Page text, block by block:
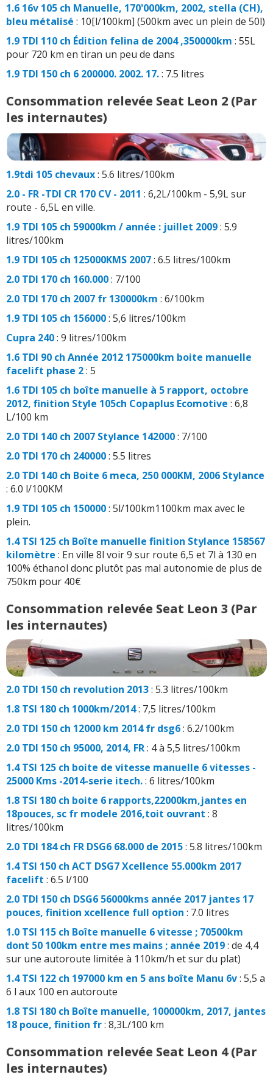
1.6 16v 105 ch Manuelle, 170'000km, 2002, stella (CH),
bleu métalisé : 10[l/100km] (500km avec un plein de 50l)
1.9 TDI 110 ch Édition felina de 2004 ,350000km : 55L
pour 720 km en tiran un peu de dans
1.9 TDI 150 ch 6 200000. 2002. 17.: 7.5 litres
Consommation relevée Seat Leon 2 (Par
les internautes)
1.9tdi 105 chevaux: 5.6 litres/100km
2.0 - FR -TDI CR 170 CV - 2011 : 6,2L/100km - 5,9L sur
route - 6,5L en ville.
1.9 TDI 105 ch 59000km / année : juillet 2009: 5.9
litres/100km
1.9 TDI 105 ch 125000KMS 2007: 6.5 litres/100km
2.0 TDI 170 ch 160.000: 7/100
2.0 TDI 170 ch 2007 fr 130000km : 6/100km
1.9 TDI 105 ch 156000: 5,6 litres/100km
Cupra 240: 9 litres/100km
1.6 TDI 90 ch Année 2012 175000km boite manuelle
facelift phase 2: 5
1.6 TDI 105 ch boîte manuelle à 5 rapport, octobre
2012, finition Style 105ch Copaplus Ecomotive : 6,8
L/100 km
2.0 TDI 140 ch 2007 Stylance 142000: 7/100
2.0 TDI 170 ch 240000: 5.5 litres
2.0 TDI 140 ch Boite 6 meca, 250 000KM, 2006 Stylance
: 6.0 l/100KM
1.9 TDI 105 ch 150000: 5l/100km1100km max avec le
plein.
1.4 TSI 125 ch Boîte manuelle finition Stylance 158567
kilomètre : En ville 8l voir 9 sur route 6,5 et 7l à 130 en
100% éthanol donc plutôt pas mal autonomie de plus de
750km pour 40€
Consommation relevée Seat Leon 3 (Par
les internautes)
2.0 TDI 150 ch revolution 2013: 5.3 litres/100km
1.8 TSI 180 ch 1000km/2014: 7,5 litres/100km
2.0 TDI 150 ch 12000 km 2014 fr dsg6: 6.2/100km
2.0 TDI 150 ch 95000, 2014, FR: 4 à 5,5 litres/100km
1.4 TSI 125 ch boite de vitesse manuelle 6 vitesses -
25000 Kms -2014-serie itech.: 6 litres/100km
1.8 TSI 180 ch boite 6 rapports,22000km,jantes en
18pouces, sc fr modele 2016,toit ouvrant : 8
litres/100km
2.0 TDI 184 ch FR DSG6 68.000 de 2015: 5.8 litres/100km
1.4 TSI 150 ch ACT DSG7 Xcellence 55.000km 2017
facelift : 6.5 l/100
2.0 TDI 150 ch DSG6 56000kms année 2017 jantes 17
pouces, finition xcellence full option : 7.0 litres
1.0 TSI 115 ch Boîte manuelle 6 vitesse ; 70500km
dont 50 100km entre mes mains ; année 2019: de 4,4
sur une autoroute limitée à 110km/h et sur du plat)
1.4 TSI 122 ch 197000 km en 5 ans boîte Manu 6v: 5,5 a
6 l aux 100 en autoroute
1.8 TSI 180 ch Boîte manuelle, 100000km, 2017, jantes
18 pouce, finition fr: 8,3L/100 km
Consommation relevée Seat Leon 4 (Par
les internautes)